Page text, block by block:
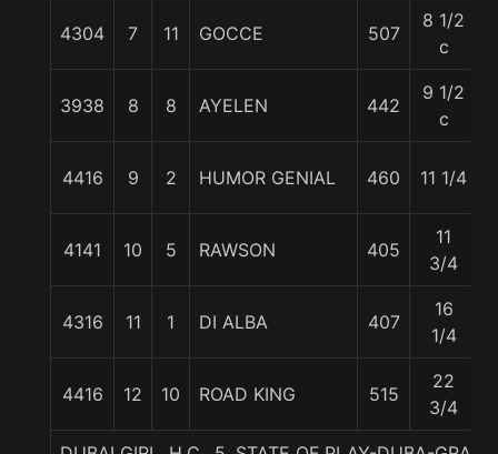
4304 7 11 GOCCE 507
8 1/2
c
3938 8 8 AYELEN 442
9 1/2
c
4416 9 2 HUMOR GENIAL 460 11 1/4
4141 10 5 RAWSON 405
11
3/4
4316 11 1 DI ALBA 407
16
1/4
4416 12 10 ROAD KING 515
22
3/4